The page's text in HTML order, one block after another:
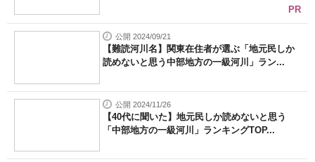
PR
公開 2024/09/21
【難読河川名】関東在住者が選ぶ「地元民しか
読めないと思う中部地方の一級河川」ラン...
公開 2024/11/26
【40代に聞いた】地元民しか読めないと思う
「中部地方の一級河川」ランキングTOP...